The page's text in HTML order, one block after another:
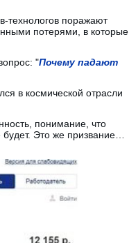
технологов поражают
потерями, в которые
"Почему падают
в космической отрасли
понимание, что
Это же призвание…